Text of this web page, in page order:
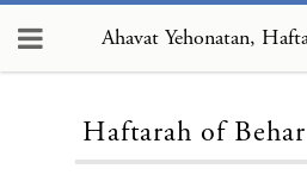
Haftarah of